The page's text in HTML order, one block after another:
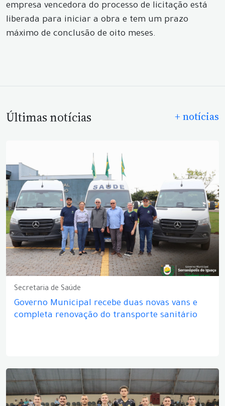
empresa vencedora do processo de licitação está
liberada para iniciar a obra e tem um prazo
máximo de conclusão de oito meses.
Últimas notícias + notícias
Secretaria de Saúde
Governo Municipal recebe duas novas vans e
completa renovação do transporte sanitário